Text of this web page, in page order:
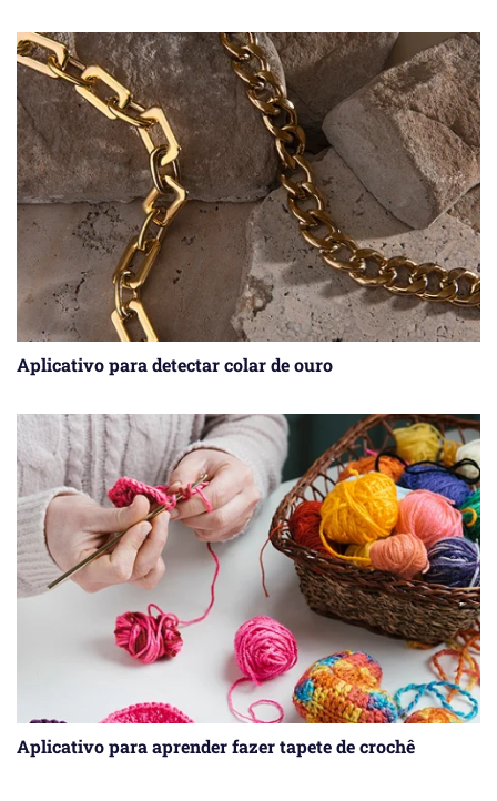
Aplicativo para detectar colar de ouro
Aplicativo para aprender fazer tapete de crochê